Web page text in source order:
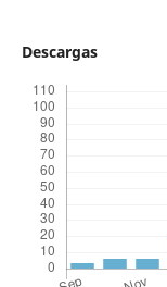
Descargas